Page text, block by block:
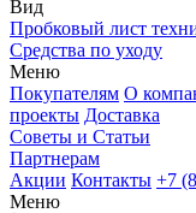
Вид
Пробковый лист
Средства по уходу
Меню
Покупателям О
проекты Доставка
Советы и Статьи
Партнерам
Акции Контакты +7
Меню